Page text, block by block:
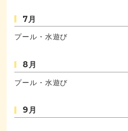
7月
プール・水遊び
8月
プール・水遊び
9月